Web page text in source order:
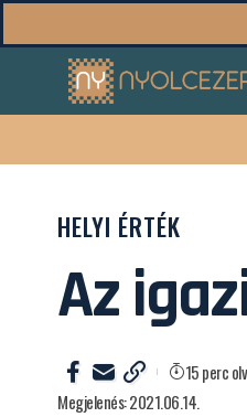
HELYI ÉRTÉK
Az
Megjelenés: 2021.06.14.
15 perc